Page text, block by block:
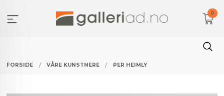
innholdet
0
FORSIDE VÅRE KUNSTNERE PER HEIMLY